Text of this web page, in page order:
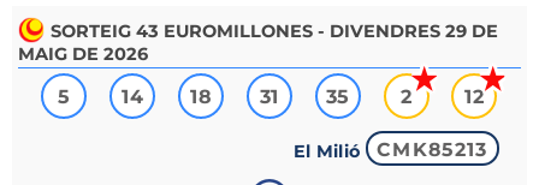
SORTEIG 43 EUROMILLONES - DIVENDRES 29 DE
MAIG DE 2026
5 14 18 31 35 2 12
El Milió CMK85213